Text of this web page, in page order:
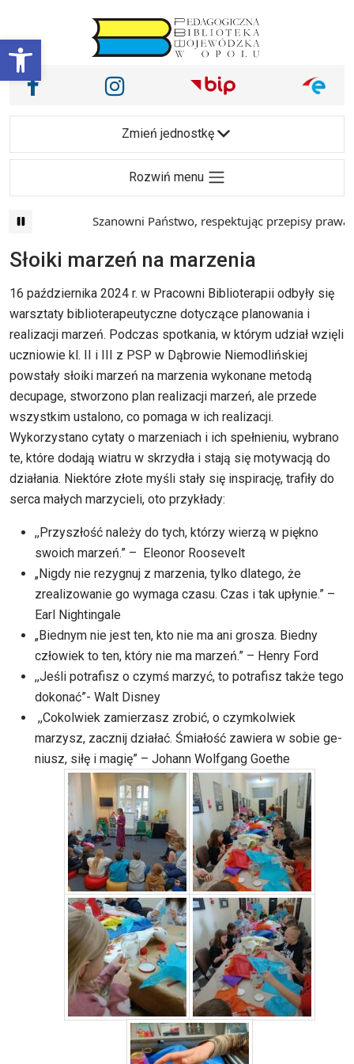
Otwórz pasek narzędzi
Main Navigation
Nasze media społecznościowe i inne
Facebook Instagram
Zmień jednostkę
Rozwiń menu
Szanowni Państwo, respektując przepisy prawa i
Słoiki marzeń na marzenia
16 października 2024 r. w Pracowni Biblioterapii odbyły się
warsztaty biblioterapeutyczne dotyczące planowania i
realizacji marzeń. Podczas spotkania, w którym udział wzięli
uczniowie kl. II i III z PSP w Dąbrowie Niemodlińskiej
powstały słoiki marzeń na marzenia wykonane metodą
decupage, stworzono plan realizacji marzeń, ale przede
wszystkim ustalono, co pomaga w ich realizacji.
Wykorzystano cytaty o marzeniach i ich spełnieniu, wybrano
te, które dodają wiatru w skrzydła i stają się motywacją do
działania. Niektóre złote myśli stały się inspirację, trafiły do
serca małych marzycieli, oto przykłady:
,,Przyszłość należy do tych, którzy wierzą w piękno
swoich marzeń.” – Eleonor Roosevelt
„Nigdy nie rezygnuj z marzenia, tylko dlatego, że
zrealizowanie go wymaga czasu. Czas i tak upłynie.” –
Earl Nightingale
„Biednym nie jest ten, kto nie ma ani grosza. Biedny
człowiek to ten, który nie ma marzeń.” – Henry Ford
,,Jeśli pot­ra­fisz o czymś marzyć, to pot­ra­fisz także te­go
dokonać”- Walt Disney
,,Co­kol­wiek za­mie­rzasz zro­bić, o czym­kolwiek
marzysz, zacznij działać. Śmiałość za­wiera w so­bie ge­
niusz, siłę i magię” – Johann Wolfgang Goethe